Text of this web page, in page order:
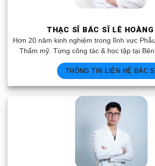
THẠC SĨ BÁC SĨ LÊ HOÀNG
Hơn 20 năm kinh nghiệm trong lĩnh vực
Thẩm mỹ. Từng công tác & học tập tại
THÔNG TIN LIÊN HỆ BÁC SĨ